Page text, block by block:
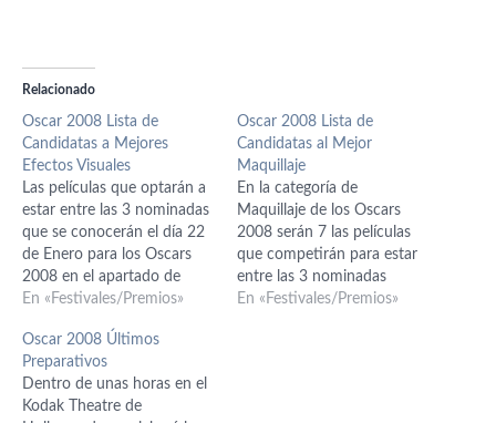
Relacionado
Oscar 2008 Lista de
Candidatas a Mejores
Efectos Visuales
Las películas que optarán a
estar entre las 3 nominadas
que se conocerán el día 22
de Enero para los Oscars
2008 en el apartado de
Efectos Visuales serán 15.
la entrega de premios será
el 24 de Febrero (25 en
España) y que también…
En «Festivales/Premios»
Oscar 2008 Lista de
Candidatas al Mejor
Maquillaje
En la categoría de
Maquillaje de los Oscars
2008 serán 7 las películas
que competirán para estar
entre las 3 nominadas
finales. El 22 de Enero se
En «Festivales/Premios»
Oscar 2008 Últimos
Preparativos
Dentro de unas horas en el
Kodak Theatre de